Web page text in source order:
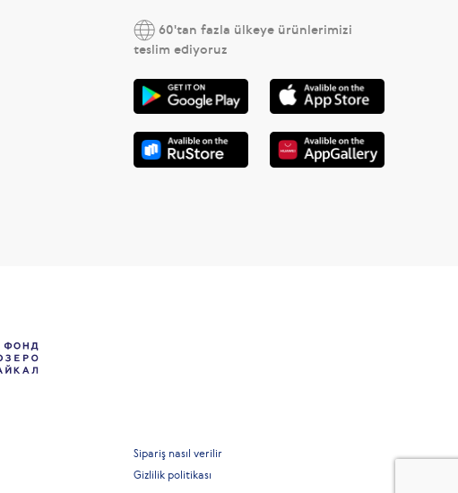
60'tan fazla ülkeye ürünlerimizi
teslim ediyoruz
Sipariş nasıl verilir
Gizlilik politikası